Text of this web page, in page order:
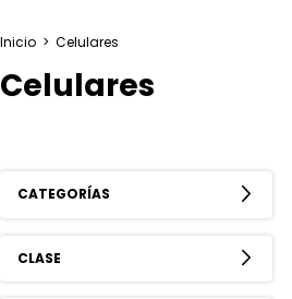
Inicio > Celulares
Celulares
CATEGORÍAS
CLASE